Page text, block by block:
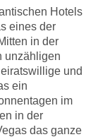
Hotels
eines der
in der
unzähligen
und
ein
im
in der
das ganze